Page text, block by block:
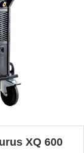
XQ 600